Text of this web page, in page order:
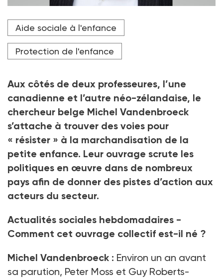
Professeur au département du travail social de
l’université de Gand, en Belgique, Michel
enfance et le soutien à la parentalité. Dernière
parution : The Decommodification of Early Childhood
autrices Joanne Lehrer et Linda Mitchell) (éd.
Crédit photo DR
Aide sociale à l'enfance
Protection de l'enfance
Aux côtés de deux professeures, l’une
canadienne et l’autre néo-zélandaise, le
chercheur belge Michel Vandenbroeck
s’attache à trouver des voies pour
« résister » à la marchandisation de la
petite enfance. Leur ouvrage scrute les
politiques en œuvre dans de nombreux
pays afin de donner des pistes d’action aux
acteurs du secteur.
Actualités sociales hebdomadaires -
Comment cet ouvrage collectif est-il né ?
Michel Vandenbroeck : Environ un an avant
sa parution, Peter Moss et Guy Roberts-